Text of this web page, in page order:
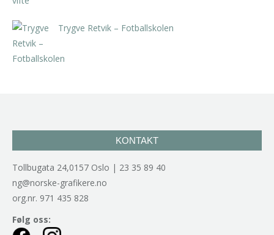
Trygve Retvik – Fotballskolen
KONTAKT
Tollbugata 24,0157 Oslo | 23 35 89 40
ng@norske-grafikere.no
org.nr. 971 435 828
Følg oss: